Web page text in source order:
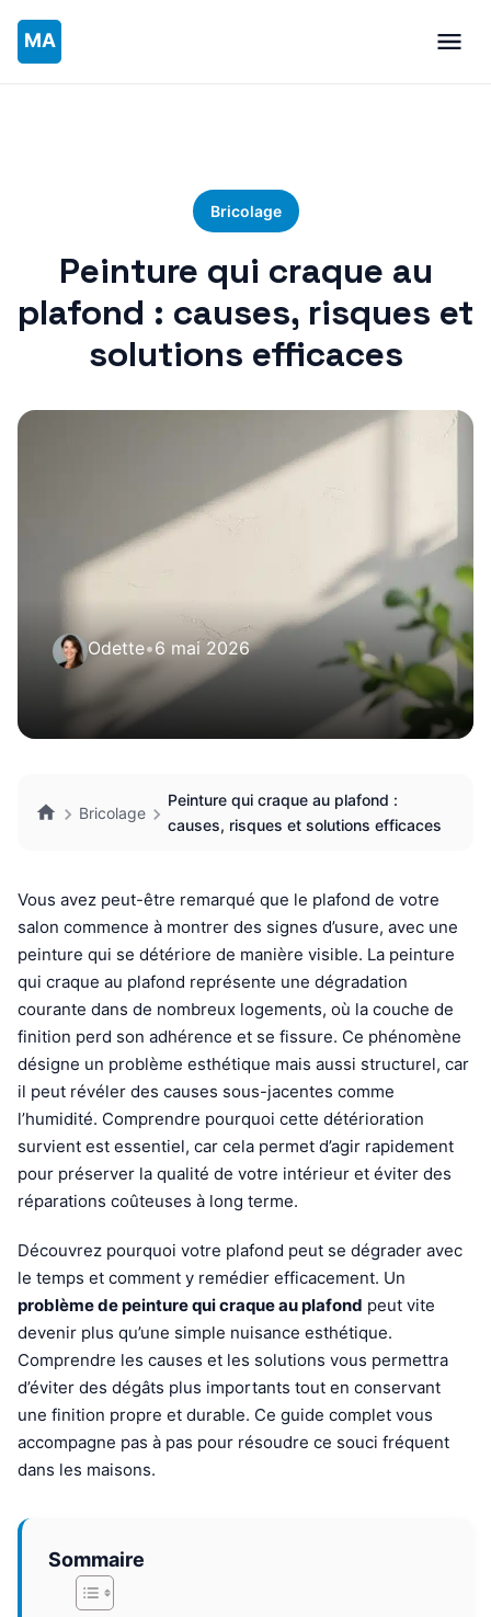
Bricolage
Peinture qui craque au
plafond : causes, risques et
solutions efficaces
Odette•6 mai 2026
Bricolage
Peinture qui craque au plafond :
causes, risques et solutions efficaces
Vous avez peut-être remarqué que le plafond de votre
salon commence à montrer des signes d’usure, avec une
peinture qui se détériore de manière visible. La peinture
qui craque au plafond représente une dégradation
courante dans de nombreux logements, où la couche de
finition perd son adhérence et se fissure. Ce phénomène
désigne un problème esthétique mais aussi structurel, car
il peut révéler des causes sous-jacentes comme
l’humidité. Comprendre pourquoi cette détérioration
survient est essentiel, car cela permet d’agir rapidement
pour préserver la qualité de votre intérieur et éviter des
réparations coûteuses à long terme.
Découvrez pourquoi votre plafond peut se dégrader avec
le temps et comment y remédier efficacement. Un
problème de peinture qui craque au plafond peut vite
devenir plus qu’une simple nuisance esthétique.
Comprendre les causes et les solutions vous permettra
d’éviter des dégâts plus importants tout en conservant
une finition propre et durable. Ce guide complet vous
accompagne pas à pas pour résoudre ce souci fréquent
dans les maisons.
Sommaire